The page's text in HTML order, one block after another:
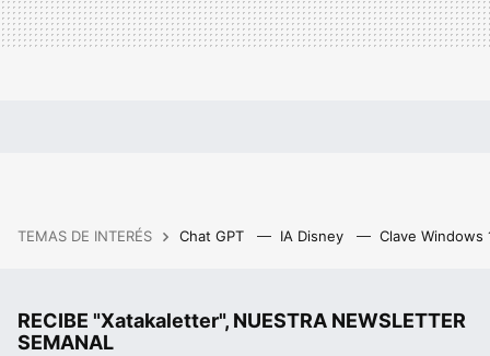
TEMAS DE INTERÉS Chat GPT IA Disney Clave Windows
RECIBE "Xatakaletter", NUESTRA NEWSLETTER
SEMANAL